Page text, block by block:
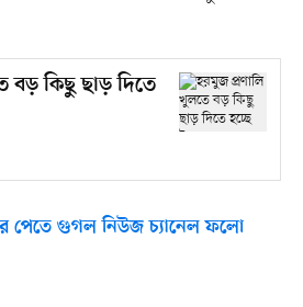
বড় কিছু ছাড় দিতে
পেতে গুগল নিউজ চ্যানেল ফলো